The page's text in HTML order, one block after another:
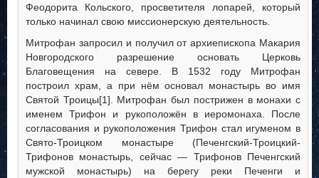
Феодорита Кольского, просветителя лопарей, который
только начинал свою миссионерскую деятельность.
Митрофан запросил и получил от архиепископа Макария
Новгородского разрешение основать Церковь
Благовещения на севере. В 1532 году Митрофан
построил храм, а при нём основал монастырь во имя
Святой Троицы[1]. Митрофан был пострижен в монахи с
именем Трифон и рукоположён в иеромонаха. После
согласования и рукоположения Трифон стал игуменом в
Свято-Троицком монастыре (Печенгский-Троицкий-
Трифонов монастырь, сейчас — Трифонов Печенгский
мужской монастырь) на берегу реки Печенги и